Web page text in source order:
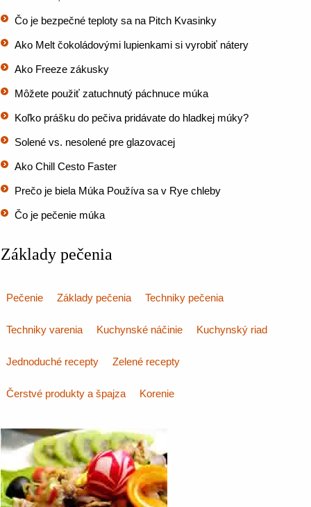
Čo je bezpečné teploty sa na Pitch Kvasinky
Ako Melt čokoládovými lupienkami si vyrobiť nátery
Ako Freeze zákusky
Môžete použiť zatuchnutý páchnuce múka
Koľko prášku do pečiva pridávate do hladkej múky?
Solené vs. nesolené pre glazovacej
Ako Chill Cesto Faster
Prečo je biela Múka Používa sa v Rye chleby
Čo je pečenie múka
Základy pečenia
Pečenie Základy pečenia Techniky pečenia
Techniky varenia Kuchynské náčinie Kuchynský riad
Jednoduché recepty Zelené recepty
Čerstvé produkty a špajza Korenie